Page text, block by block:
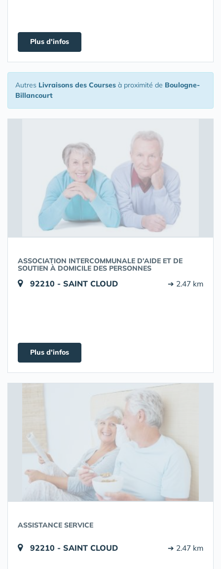
Plus d'infos
Autres Livraisons des Courses à proximité de Boulogne-
Billancourt
ASSOCIATION INTERCOMMUNALE D’AIDE ET DE
SOUTIEN À DOMICILE DES PERSONNES
92210 - SAINT CLOUD ➔ 2.47 km
Plus d'infos
ASSISTANCE SERVICE
92210 - SAINT CLOUD ➔ 2.47 km